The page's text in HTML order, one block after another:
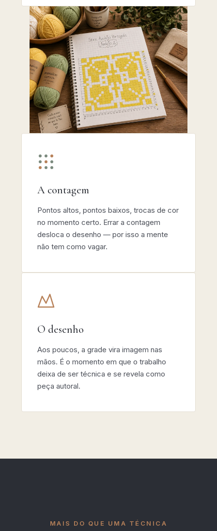
A contagem
Pontos altos, pontos baixos, trocas de cor
no momento certo. Errar a contagem
desloca o desenho — por isso a mente
não tem como vagar.
O desenho
Aos poucos, a grade vira imagem nas
mãos. É o momento em que o trabalho
deixa de ser técnica e se revela como
peça autoral.
MAIS DO QUE UMA TÉCNICA